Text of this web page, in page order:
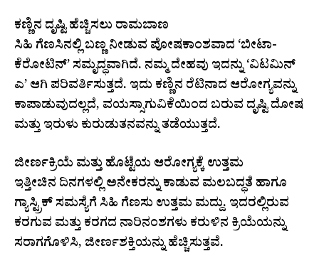
ಕಣ್ಣಿನ ದೃಷ್ಟಿ ಹೆಚ್ಚಿಸಲು ರಾಮಬಾಣ
ಸಿಹಿ ಗೆಣಸಿನಲ್ಲಿ ಬಣ್ಣ ನೀಡುವ ಪೋಷಕಾಂಶವಾದ ‘ಬೀಟಾ-
ಕೆರೋಟಿನ್’ ಸಮೃದ್ಧವಾಗಿದೆ. ನಮ್ಮ ದೇಹವು ಇದನ್ನು ‘ವಿಟಮಿನ್
ಎ’ ಆಗಿ ಪರಿವರ್ತಿಸುತ್ತದೆ. ಇದು ಕಣ್ಣಿನ ರೆಟಿನಾದ ಆರೋಗ್ಯವನ್ನು
ಕಾಪಾಡುವುದಲ್ಲದೆ, ವಯಸ್ಸಾಗುವಿಕೆಯಿಂದ ಬರುವ ದೃಷ್ಟಿ ದೋಷ
ಮತ್ತು ಇರುಳು ಕುರುಡುತನವನ್ನು ತಡೆಯುತ್ತದೆ.
ಜೀರ್ಣಕ್ರಿಯೆ ಮತ್ತು ಹೊಟ್ಟೆಯ ಆರೋಗ್ಯಕ್ಕೆ ಉತ್ತಮ
ಇತ್ತೀಚಿನ ದಿನಗಳಲ್ಲಿ ಅನೇಕರನ್ನು ಕಾಡುವ ಮಲಬದ್ಧತೆ ಹಾಗೂ
ಗ್ಯಾಸ್ಟ್ರಿಕ್ ಸಮಸ್ಯೆಗೆ ಸಿಹಿ ಗೆಣಸು ಉತ್ತಮ ಮದ್ದು. ಇದರಲ್ಲಿರುವ
ಕರಗುವ ಮತ್ತು ಕರಗದ ನಾರಿನಂಶಗಳು ಕರುಳಿನ ಕ್ರಿಯೆಯನ್ನು
ಸರಾಗಗೊಳಿಸಿ, ಜೀರ್ಣಶಕ್ತಿಯನ್ನು ಹೆಚ್ಚಿಸುತ್ತವೆ.